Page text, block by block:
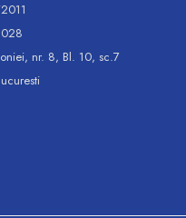
nr. 8, Bl. 10, sc.7